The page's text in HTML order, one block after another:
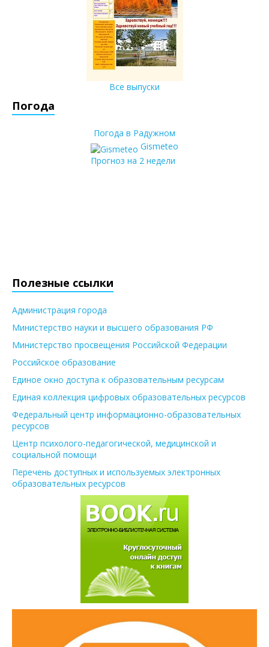
Все выпуски
Погода
Погода в Радужном
Gismeteo
Прогноз на 2 недели
Полезные ссылки
Администрация города
Министерство науки и высшего образования РФ
Министерство просвещения Российской Федерации
Российское образование
Единое окно доступа к образовательным ресурсам
Единая коллекция цифровых образовательных ресурсов
Федеральный центр информационно-образовательных
ресурсов
Центр психолого-педагогической, медицинской и
социальной помощи
Перечень доступных и используемых электронных
образовательных ресурсов